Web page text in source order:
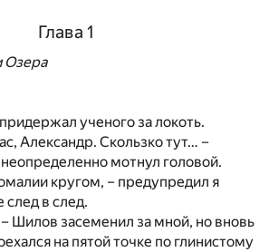
Глава 1
Озера
ученого за локоть.
Александр. Скользко тут… –
мотнул головой.
кругом, – предупредил я
след в след.
Шилов засеменил за мной, но вновь
на пятой точке по глинистому